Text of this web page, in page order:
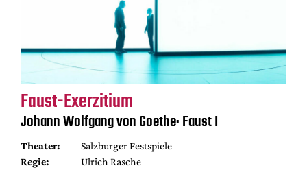
Faust-Exerzitium
Johann Wolfgang von Goethe: Faust I
Theater:
Salzburger Festspiele
Regie:
Ulrich Rasche